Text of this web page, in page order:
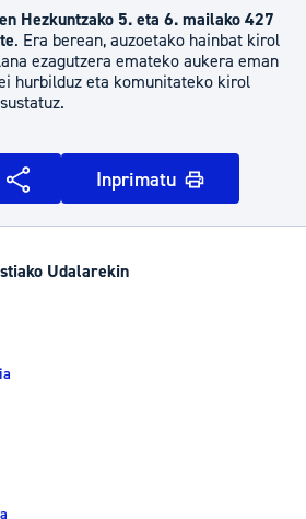
Hezkuntzako 5. eta 6. mailako 427
. Era berean, auzoetako hainbat kirol
ezagutzera emateko aukera eman
hurbilduz eta komunitateko kirol
Inprimatu
Udalarekin